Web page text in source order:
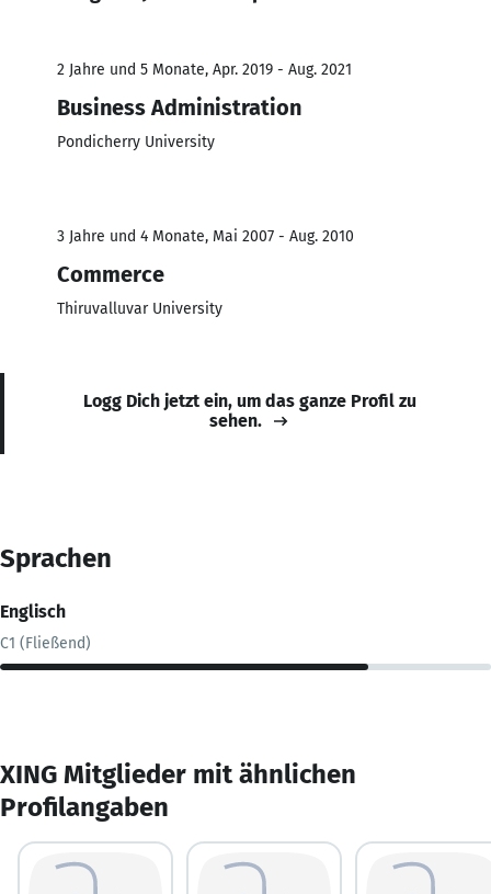
2 Jahre und 5 Monate, Apr. 2019 - Aug. 2021
Business Administration
Pondicherry University
3 Jahre und 4 Monate, Mai 2007 - Aug. 2010
Commerce
Thiruvalluvar University
Logg Dich jetzt ein, um das ganze Profil zu
sehen.
Sprachen
Englisch
C1 (Fließend)
XING Mitglieder mit ähnlichen
Profilangaben